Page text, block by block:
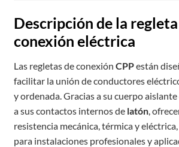
Descripción de la
conexión eléctrica
Las regletas de conexión CPPestán
facilitar la unión de conductores
y ordenada. Gracias a su cuerpo aislante
a sus contactos internos de latón,
resistencia mecánica, térmica y
para instalaciones profesionales y